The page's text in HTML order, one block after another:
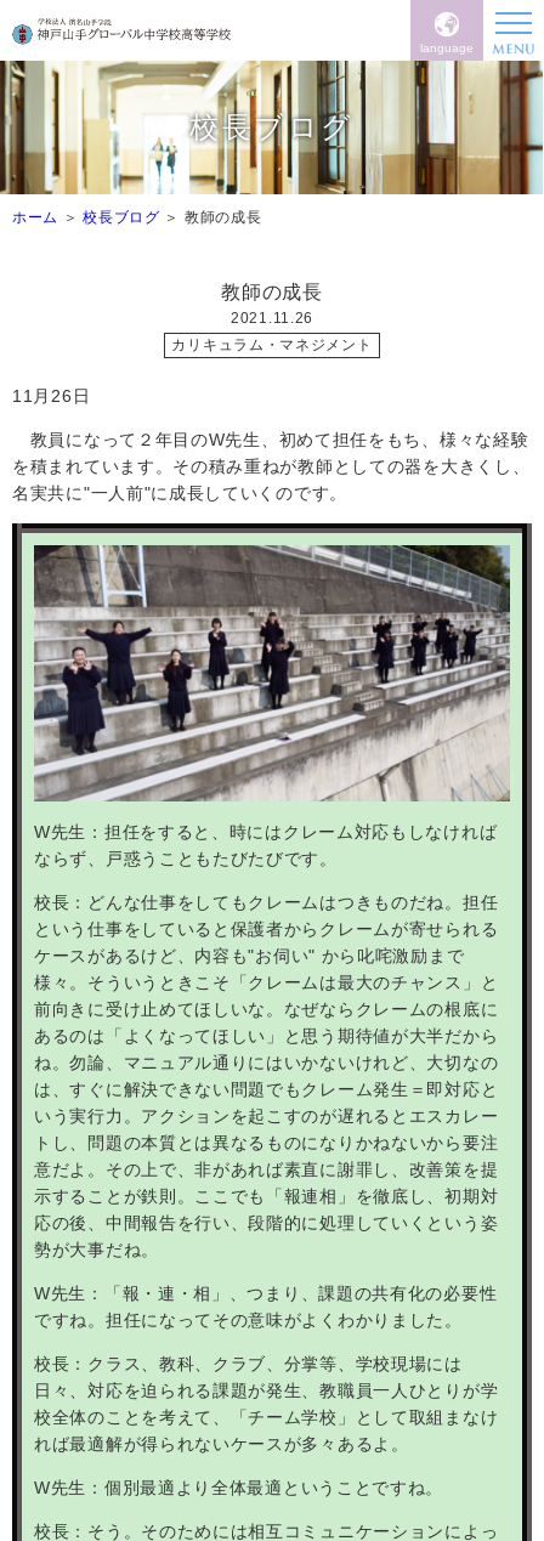
language
校長ブログ
ホーム 校長ブログ 教師の成長
教師の成長
2021.11.26
カリキュラム・マネジメント
11月26日
教員になって２年目のW先生、初めて担任をもち、様々な経験
を積まれています。その積み重ねが教師としての器を大きくし、
名実共に"一人前"に成長していくのです。
W先生：担任をすると、時にはクレーム対応もしなければ
ならず、戸惑うこともたびたびです。
校長：どんな仕事をしてもクレームはつきものだね。担任
という仕事をしていると保護者からクレームが寄せられる
ケースがあるけど、内容も"お伺い" から叱咤激励まで
様々。そういうときこそ「クレームは最大のチャンス」と
前向きに受け止めてほしいな。なぜならクレームの根底に
あるのは「よくなってほしい」と思う期待値が大半だから
ね。勿論、マニュアル通りにはいかないけれど、大切なの
は、すぐに解決できない問題でもクレーム発生＝即対応と
いう実行力。アクションを起こすのが遅れるとエスカレー
トし、問題の本質とは異なるものになりかねないから要注
意だよ。その上で、非があれば素直に謝罪し、改善策を提
示することが鉄則。ここでも「報連相」を徹底し、初期対
応の後、中間報告を行い、段階的に処理していくという姿
勢が大事だね。
W先生：「報・連・相」、つまり、課題の共有化の必要性
ですね。担任になってその意味がよくわかりました。
校長：クラス、教科、クラブ、分掌等、学校現場には
日々、対応を迫られる課題が発生、教職員一人ひとりが学
校全体のことを考えて、「チーム学校」として取組まなけ
れば最適解が得られないケースが多々あるよ。
W先生：個別最適より全体最適ということですね。
校長：そう。そのためには相互コミュニケーションによっ